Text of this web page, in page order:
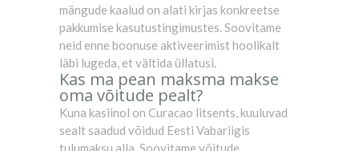
mängude kaalud on alati kirjas konkreetse
pakkumise kasutustingimustes. Soovitame
neid enne boonuse aktiveerimist hoolikalt
läbi lugeda, et vältida üllatusi.
Kas ma pean maksma makse
oma võitude pealt?
Kuna kasiinol on Curacao litsents, kuuluvad
sealt saadud võidud Eesti Vabariigis
tulumaksu alla. Soovitame võitude